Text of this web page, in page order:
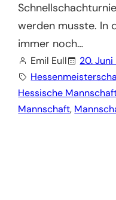
werden musste. In
immer noch…
Emil Eull 20.
Hessische
Mannschaft,